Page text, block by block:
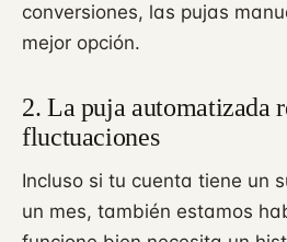
conversiones, las pujas
mejor opción.
2. La puja automatizada
fluctuaciones
Incluso si tu cuenta tiene un
un mes, también estamos